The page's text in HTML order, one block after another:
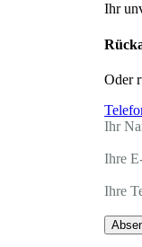
Ihr
Oder
Ihr
Ihre
Ihre